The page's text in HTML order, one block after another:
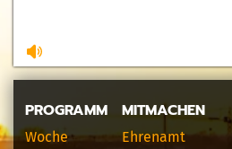
PROGRAMM
Woche
MITMACHEN
Ehrenamt